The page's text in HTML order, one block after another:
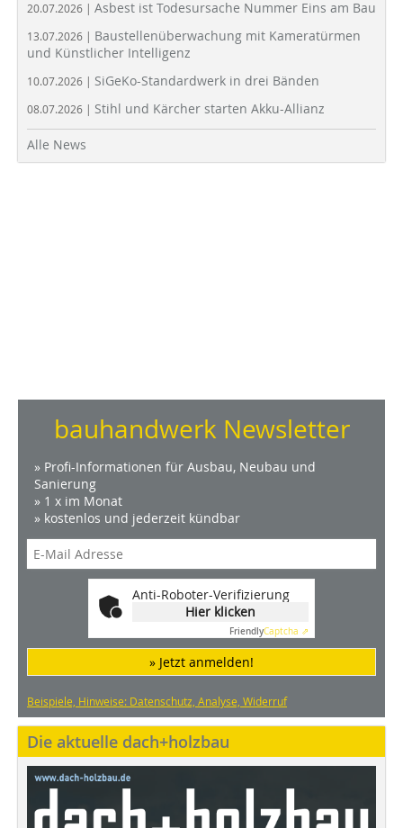
20.07.2026 | Asbest ist Todesursache Nummer Eins am Bau
13.07.2026 | Baustellenüberwachung mit Kameratürmen
und Künstlicher Intelligenz
10.07.2026 | SiGeKo-Standardwerk in drei Bänden
08.07.2026 | Stihl und Kärcher starten Akku-Allianz
Alle News
bauhandwerk Newsletter
» Profi-Informationen für Ausbau, Neubau und
Sanierung
» 1 x im Monat
» kostenlos und jederzeit kündbar
Anti-Roboter-Verifizierung
Hier klicken
FriendlyCaptcha ⇗
» Jetzt anmelden!
Beispiele, Hinweise: Datenschutz, Analyse, Widerruf
Die aktuelle dach+holzbau